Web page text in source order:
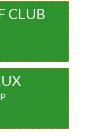
CLUB